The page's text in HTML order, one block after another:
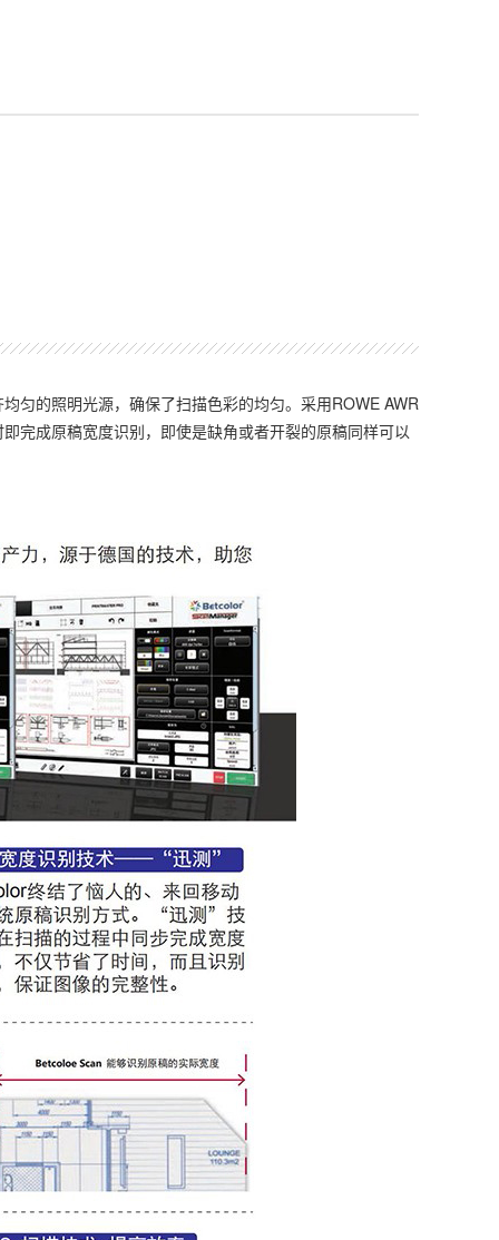
的照明光源，确保了扫描色彩的均匀。采用ROWE AWR
完成原稿宽度识别，即使是缺角或者开裂的原稿同样可以